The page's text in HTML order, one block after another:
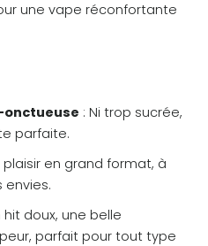
une vape réconfortante
onctueuse : Ni trop sucrée,
parfaite.
plaisir en grand format, à
hit doux, une belle
parfait pour tout type